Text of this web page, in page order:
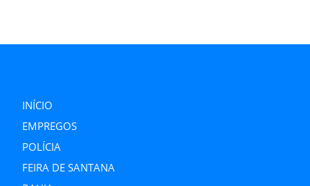
INÍCIO
EMPREGOS
POLÍCIA
FEIRA DE SANTANA